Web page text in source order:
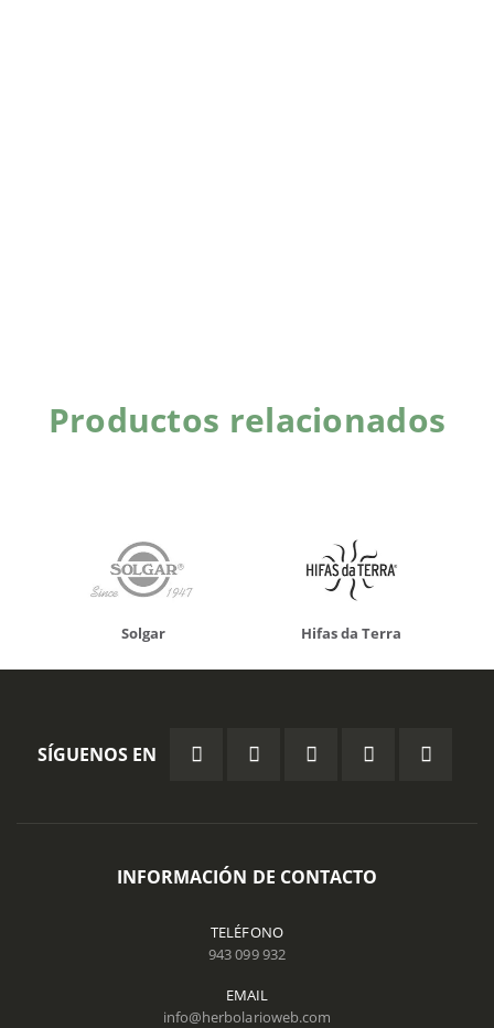
Productos relacionados
Solgar Hifas da Terra
SÍGUENOS EN
INFORMACIÓN DE CONTACTO
TELÉFONO
943 099 932
EMAIL
info@herbolarioweb.com